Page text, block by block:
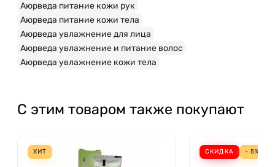
Аюрведа питание кожи рук
Аюрведа питание кожи тела
Аюрведа увлажнение для лица
Аюрведа увлажнение и питание волос
Аюрведа увлажнение кожи тела
С этим товаром также покупают
ХИТ СКИДКА - 5%